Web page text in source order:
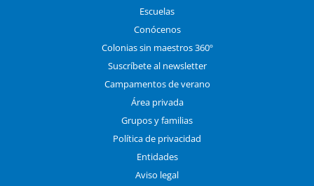
Escuelas
Conócenos
Colonias sin maestros 360º
Suscríbete al newsletter
Campamentos de verano
Área privada
Grupos y familias
Política de privacidad
Entidades
Aviso legal